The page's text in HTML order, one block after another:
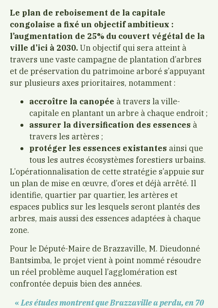
Le plan de reboisement de la capitale
congolaise a fixé un objectif ambitieux :
l’augmentation de 25% du couvert végétal de la
ville d’ici à 2030.Un objectif qui sera atteint à
travers une vaste campagne de plantation d’arbres
et de préservation du patrimoine arboré s’appuyant
sur plusieurs axes prioritaires, notamment :
accroître la canopée à travers la ville-
capitale en plantant un arbre à chaque endroit ;
assurer la diversification des essences à
travers les artères ;
protéger les essences existantes ainsi que
tous les autres écosystèmes forestiers urbains.
L’opérationnalisation de cette stratégie s’appuie sur
un plan de mise en œuvre, d’ores et déjà arrêté. Il
identifie, quartier par quartier, les artères et
espaces publics sur les lesquels seront plantés des
arbres, mais aussi des essences adaptées à chaque
zone.
Pour le Député-Maire de Brazzaville, M. Dieudonné
Bantsimba, le projet vient à point nommé résoudre
un réel problème auquel l’agglomération est
confrontée depuis bien des années.
« Les études montrent que Brazzaville a perdu, en 70